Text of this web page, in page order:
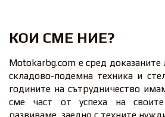
КОИ СМЕ НИЕ?
Motokarbg.com е сред доказаните
складово-подемна техника и
годините на сътрудничество
сме част от успеха на